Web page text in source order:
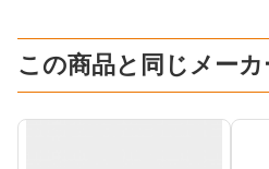
この商品と同じメー